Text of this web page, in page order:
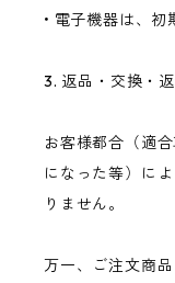
• 電子機器は、初
3. 返品・交換・
お客様都合（適
になった等）に
りません。
万一、ご注文商